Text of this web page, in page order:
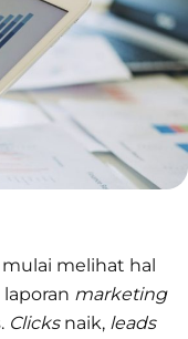
melihat hal
marketing
Clicksnaik, leads